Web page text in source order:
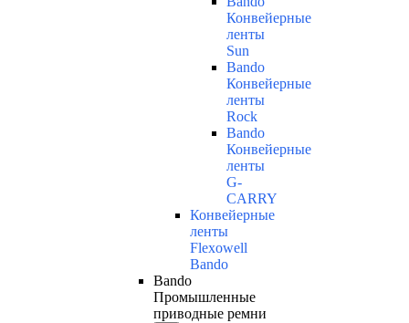
Конвейерные
ленты
Sun
Bando
Конвейерные
ленты
Rock
Bando
Конвейерные
ленты
G-
CARRY
Конвейерные
ленты
Flexowell
Bando
Bando
Промышленные
приводные ремни